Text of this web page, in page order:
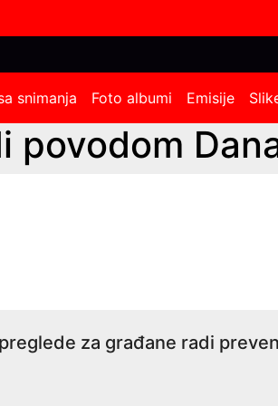
snimanja Foto albumi Emisije
povodom
za građane radi